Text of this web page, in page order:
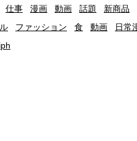
仕事 漫画 動画 話題 新商品
ファッション 食 動画 日常